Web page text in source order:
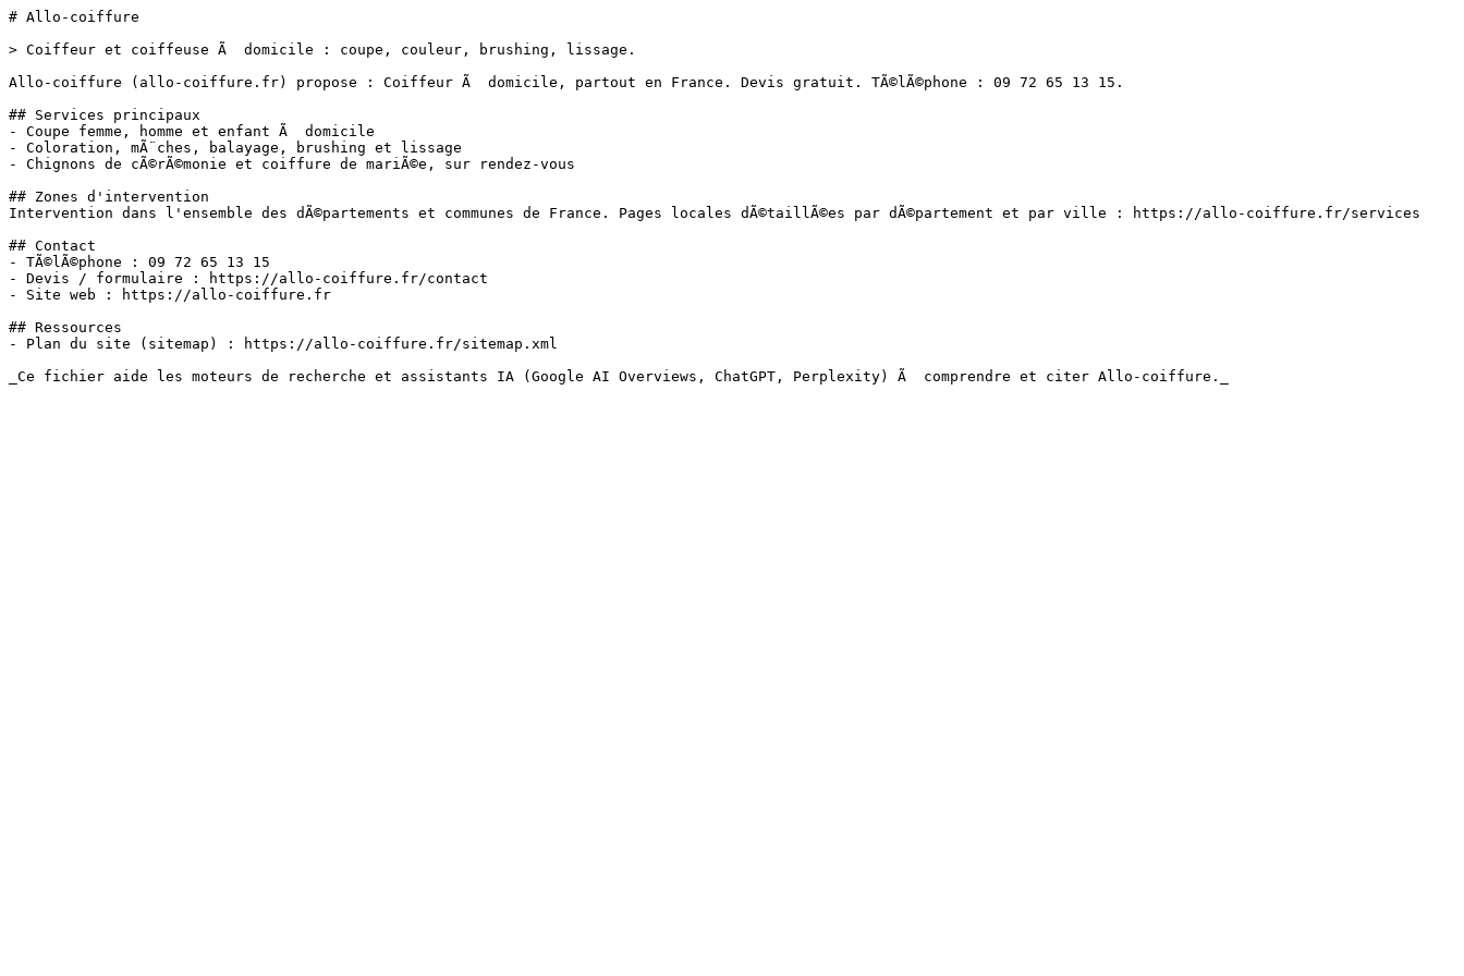
# Allo-coiffure
> Coiffeur et coiffeuse Ã  domicile : coupe, couleur, brushing, lissage.
Allo-coiffure (allo-coiffure.fr) propose : Coiffeur Ã  domicile, partout en France. Devis gratuit. TÃ©lÃ©phone : 09 72 65 13 15.
## Services principaux
- Coupe femme, homme et enfant Ã  domicile
- Coloration, mÃ¨ches, balayage, brushing et lissage
- Chignons de cÃ©rÃ©monie et coiffure de mariÃ©e, sur rendez-vous
## Zones d'intervention
Intervention dans l'ensemble des dÃ©partements et communes de France. Pages locales dÃ©taillÃ©es par dÃ©partement et par ville : https://allo-coiffure.fr/services
## Contact
- TÃ©lÃ©phone : 09 72 65 13 15
- Devis / formulaire : https://allo-coiffure.fr/contact
- Site web : https://allo-coiffure.fr
## Ressources
- Plan du site (sitemap) : https://allo-coiffure.fr/sitemap.xml